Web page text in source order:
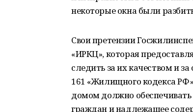
некоторые окна были
Свои претензии
«ИРКЦ», которая
следить за их качеством и
161 «Жилищного кодекса
домом должно
граждан и надлежащее